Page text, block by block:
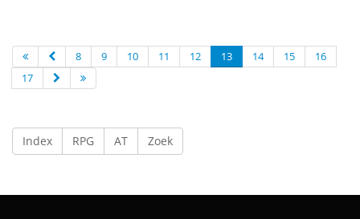
8 9 10 11 12 13 14 15
16
17
Index RPG AT Zoek